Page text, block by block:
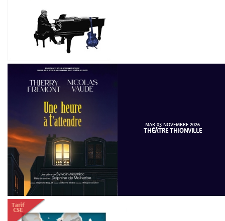
MAR 03 NOVEMBRE 2026
THÉÂTRE THIONVILLE